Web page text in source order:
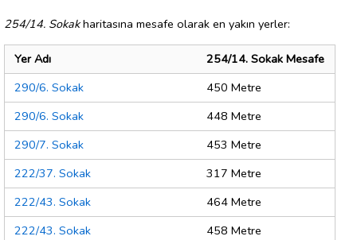
254/14. Sokakharitasına mesafe olarak en yakın yerler:
Yer Adı
254/14. Sokak Mesafe
290/6. Sokak
450 Metre
290/6. Sokak
448 Metre
290/7. Sokak
453 Metre
222/37. Sokak
317 Metre
222/43. Sokak
464 Metre
222/43. Sokak
458 Metre